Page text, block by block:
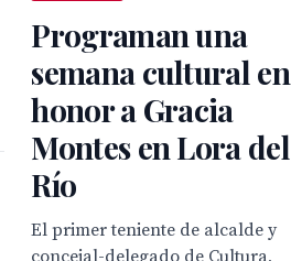
Programan una
semana cultural en
honor a Gracia
Montes en Lora del
Río
El primer teniente de alcalde y
concejal-delegado de Cultura,